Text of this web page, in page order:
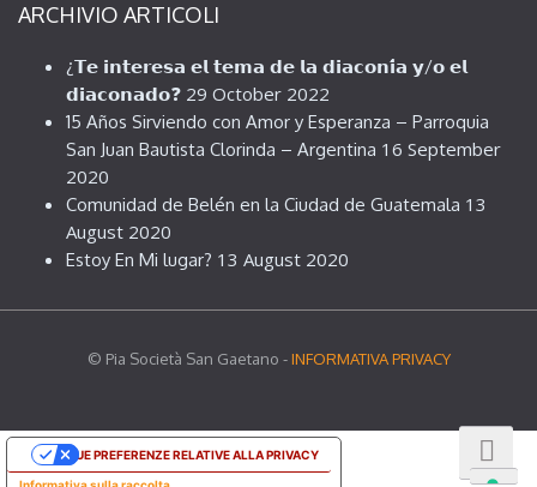
ARCHIVIO ARTICOLI
¿𝗧𝗲 𝗶𝗻𝘁𝗲𝗿𝗲𝘀𝗮 𝗲𝗹 𝘁𝗲𝗺𝗮 𝗱𝗲 𝗹𝗮 𝗱𝗶𝗮𝗰𝗼𝗻𝗶́𝗮 𝘆/𝗼 𝗲𝗹
𝗱𝗶𝗮𝗰𝗼𝗻𝗮𝗱𝗼❓ 29 October 2022
15 Años Sirviendo con Amor y Esperanza – Parroquia
San Juan Bautista Clorinda – Argentina 16 September
2020
Comunidad de Belén en la Ciudad de Guatemala 13
August 2020
Estoy En Mi lugar? 13 August 2020
© Pia Società San Gaetano -INFORMATIVA PRIVACY
LE TUE PREFERENZE RELATIVE ALLA PRIVACY